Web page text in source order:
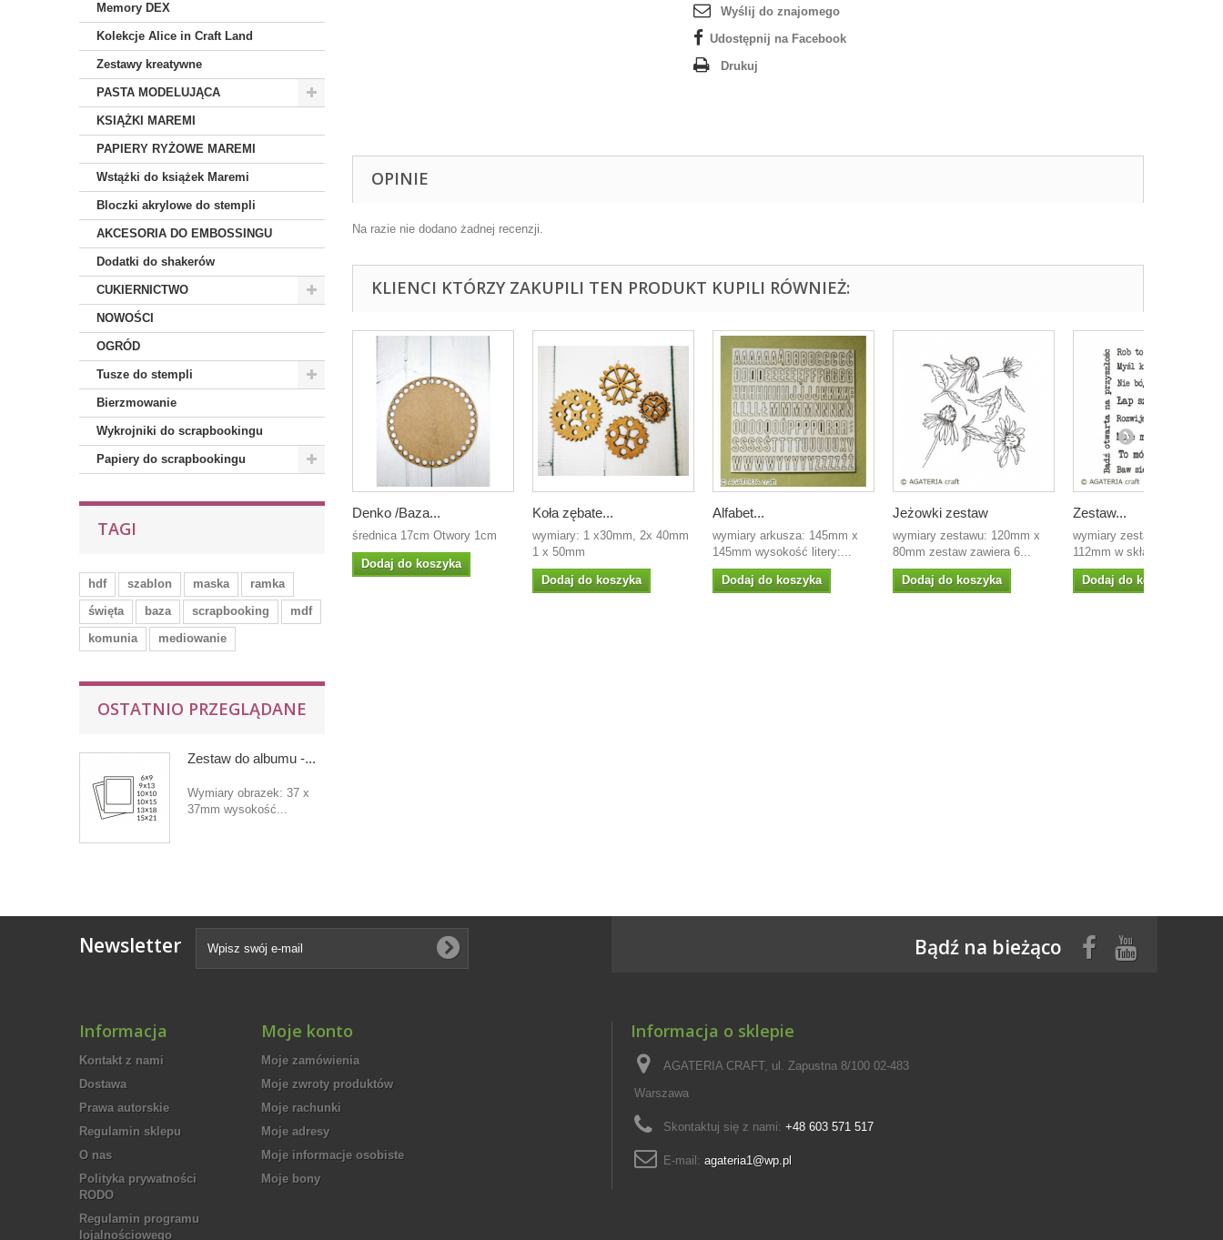
Memory DEX
Kolekcje Alice in Craft Land
Zestawy kreatywne
PASTA MODELUJĄCA
KSIĄŻKI MAREMI
PAPIERY RYŻOWE MAREMI
Wstążki do książek Maremi
Bloczki akrylowe do stempli
AKCESORIA DO EMBOSSINGU
Dodatki do shakerów
CUKIERNICTWO
NOWOŚCI
OGRÓD
Tusze do stempli
Bierzmowanie
Wykrojniki do scrapbookingu
Papiery do scrapbookingu
TAGI
hdf szablon maska
ramka
święta
baza scrapbooking
mdf
komunia
mediowanie
OSTATNIO PRZEGLĄDANE
Zestaw do albumu -...
Wymiary obrazek: 37 x
37mm wysokość...
Wyślij do znajomego
Udostępnij na Facebook
Drukuj
OPINIE
Na razie nie dodano żadnej recenzji.
KLIENCI KTÓRZY ZAKUPILI TEN PRODUKT KUPILI RÓWNIEŻ:
Denko /Baza...
średnica 17cm Otwory 1cm
Dodaj do koszyka
Koła zębate...
wymiary: 1 x30mm, 2x 40mm
1 x 50mm
Dodaj do koszyka
Alfabet...
wymiary arkusza: 145mm x
145mm wysokość litery:...
Dodaj do koszyka
Jeżowki zestaw
wymiary zestawu: 120mm x
80mm zestaw zawiera 6...
Dodaj do koszyka
Zestaw...
wymiary zestawu 90mmx
112mm w skład zestawu...
Dodaj do koszyka
Newsletter Bądź na bieżąco
Informacja
Kontakt z nami
Dostawa
Prawa autorskie
Regulamin sklepu
O nas
Polityka prywatności
RODO
Regulamin programu
lojalnościowego
Moje konto
Moje zamówienia
Moje zwroty produktów
Moje rachunki
Moje adresy
Moje informacje osobiste
Moje bony
Informacja o sklepie
AGATERIA CRAFT, ul. Zapustna 8/100 02-483
Warszawa
Skontaktuj się z nami: +48 603 571 517
E-mail: agateria1@wp.pl